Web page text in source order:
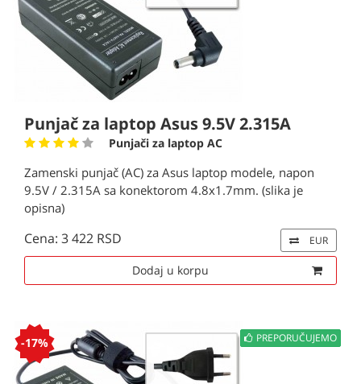
Punjač za laptop Asus 9.5V 2.315A
Punjači za laptop AC
Zamenski punjač (AC) za Asus laptop modele, napon
9.5V / 2.315A sa konektorom 4.8x1.7mm. (slika je
opisna)
Cena: 3 422 RSD EUR
Dodaj u korpu
PREPORUČUJEMO
-17%